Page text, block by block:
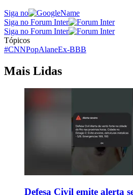
Siga no
Siga no Forum Inter
Siga no Forum Inter
Tópicos
#CNNPopAlaneEx-BBB
Mais Lidas
Defesa Civil emite alerta